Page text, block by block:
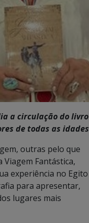
a circulação do livro
de todas as idades
outras pelo que
Viagem Fantástica,
experiência no Egito
para apresentar,
lugares mais